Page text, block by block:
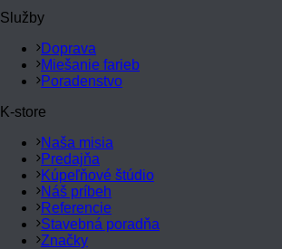
Služby
Doprava
Miešanie farieb
Poradenstvo
K-store
Naša misia
Predajňa
Kúpeľňové štúdio
Náš príbeh
Referencie
Stavebná poradňa
Značky